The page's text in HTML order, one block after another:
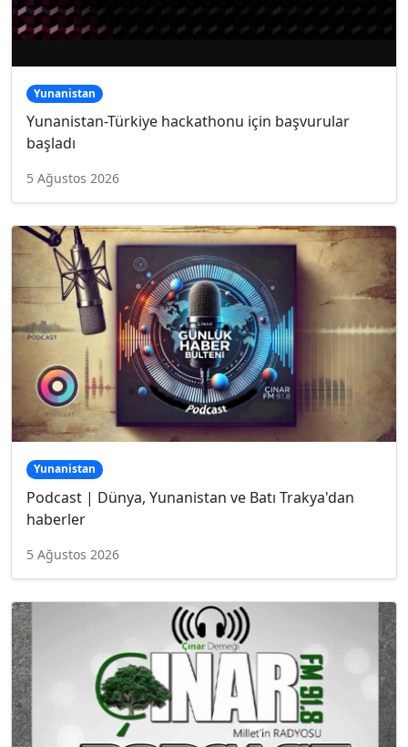
Yunanistan
Yunanistan-Türkiye hackathonu için başvurular
başladı
5 Ağustos 2026
Yunanistan
Podcast | Dünya, Yunanistan ve Batı Trakya'dan
haberler
5 Ağustos 2026